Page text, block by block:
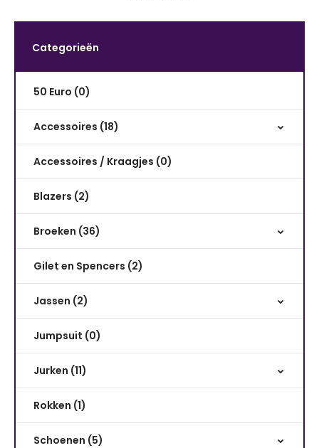
Categorieën
50 Euro (0)
Accessoires (18)
Accessoires / Kraagjes (0)
Blazers (2)
Broeken (36)
Gilet en Spencers (2)
Jassen (2)
Jumpsuit (0)
Jurken (11)
Rokken (1)
Schoenen (5)